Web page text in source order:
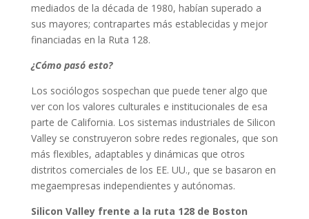
mediados de la década de 1980, habían superado a
sus mayores; contrapartes más establecidas y mejor
financiadas en la Ruta 128.
¿Cómo pasó esto?
Los sociólogos sospechan que puede tener algo que
ver con los valores culturales e institucionales de esa
parte de California. Los sistemas industriales de Silicon
Valley se construyeron sobre redes regionales, que son
más flexibles, adaptables y dinámicas que otros
distritos comerciales de los EE. UU., que se basaron en
megaempresas independientes y autónomas.
Silicon Valley frente a la ruta 128 de Boston